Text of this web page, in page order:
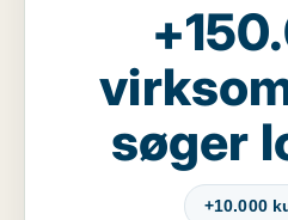
søger
+10.000